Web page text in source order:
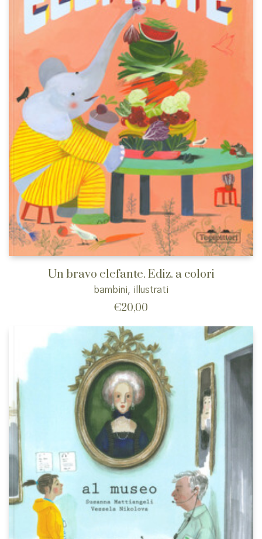
Un bravo elefante. Ediz. a colori
bambini, illustrati
€20,00